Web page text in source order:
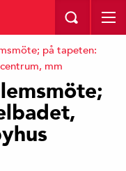
på tapeten:
mm